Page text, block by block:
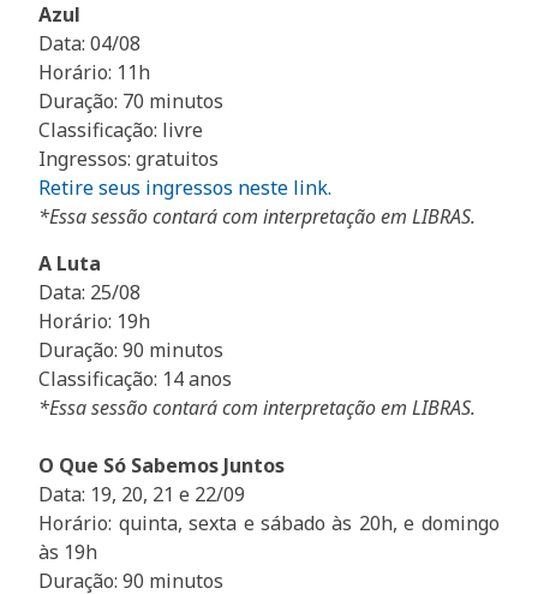
Azul
Data: 04/08
Horário: 11h
Duração: 70 minutos
Classificação: livre
Ingressos: gratuitos
Retire seus ingressos neste link.
*Essa sessão contará com interpretação em LIBRAS.
A Luta
Data: 25/08
Horário: 19h
Duração: 90 minutos
Classificação: 14 anos
*Essa sessão contará com interpretação em LIBRAS.
O Que Só Sabemos Juntos
Data: 19, 20, 21 e 22/09
Horário: quinta, sexta e sábado às 20h, e domingo
às 19h
Duração: 90 minutos